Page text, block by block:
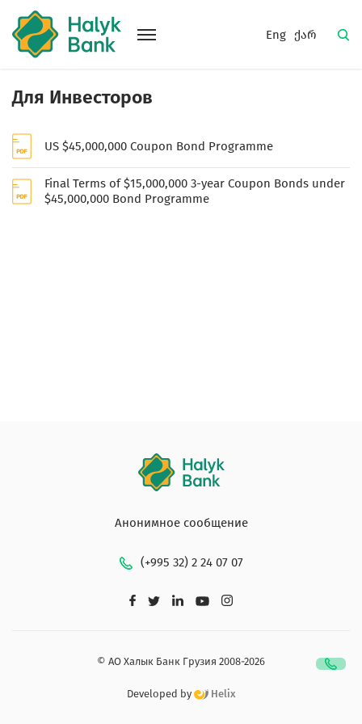
Eng ქარ
Для Инвесторов
US $45,000,000 Coupon Bond Programme
Final Terms of $15,000,000 3-year Coupon Bonds under
$45,000,000 Bond Programme
Анонимное сообщение
(+995 32) 2 24 07 07
© АО Халык Банк Грузия 2008-2026
Developed by Helix